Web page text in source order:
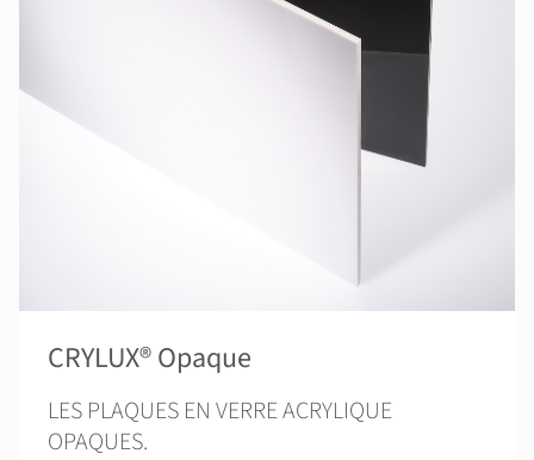
CRYLUX® Opaque
LES PLAQUES EN VERRE ACRYLIQUE
OPAQUES.